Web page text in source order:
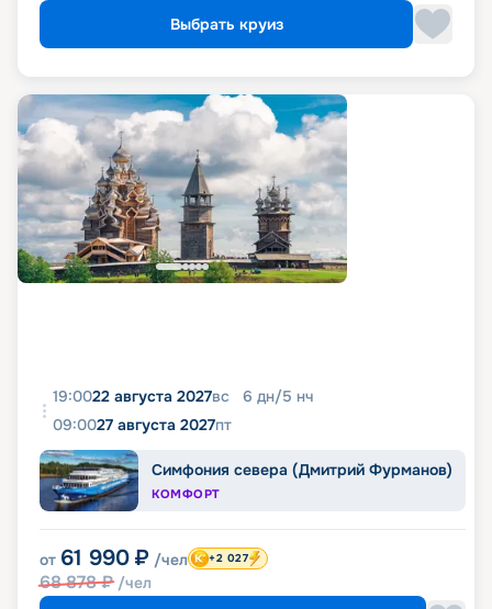
Выбрать круиз
19:0022 августа 2027вс 6 дн/5 нч
09:0027 августа 2027пт
Симфония севера (Дмитрий Фурманов)
КОМФОРТ
от 61 990 ₽ /чел
68 878₽ /чел
+2 027